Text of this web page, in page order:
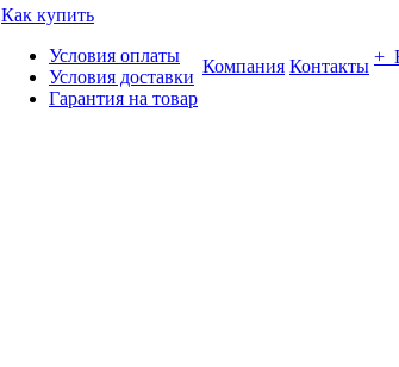
Как купить
Условия оплаты
Условия доставки
Гарантия на товар
Компания Контакты +